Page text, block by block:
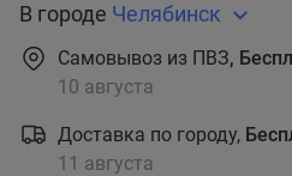
В городе Челябинск
Самовывоз из ПВЗ,
10 августа
Доставка по городу,
11 августа